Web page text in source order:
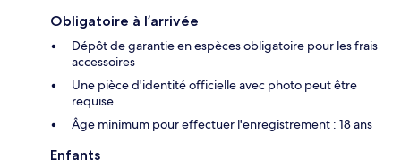
Obligatoire à l’arrivée
Dépôt de garantie en espèces obligatoire pour les frais
accessoires
Une pièce d'identité officielle avec photo peut être
requise
Âge minimum pour effectuer l'enregistrement : 18 ans
Enfants